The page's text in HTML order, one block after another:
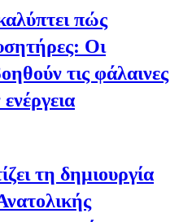
πώς
Οι
τις φάλαινες
τη δημιουργία